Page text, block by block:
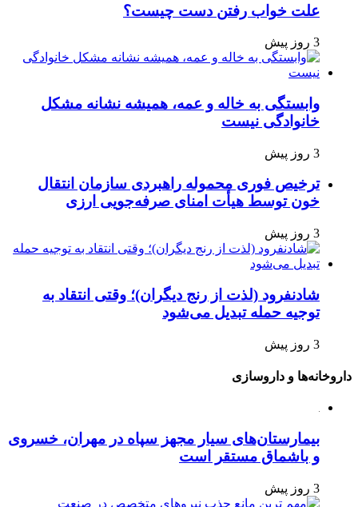
علت خواب رفتن دست چیست؟
3 روز پیش
وابستگی به خاله و عمه، همیشه نشانه مشکل
خانوادگی نیست
3 روز پیش
ترخیص فوری محموله راهبردی سازمان انتقال
خون توسط هیأت امنای صرفه‌جویی ارزی
3 روز پیش
شادنفرود (لذت از رنج دیگران)؛ وقتی انتقاد به
توجیه حمله تبدیل می‌شود
3 روز پیش
داروخانه‌ها و داروسازی
بیمارستان‌های سیار مجهز سپاه در مهران، خسروی
و باشماق مستقر است
3 روز پیش